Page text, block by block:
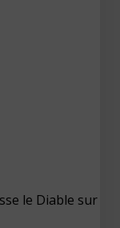
le Diable sur